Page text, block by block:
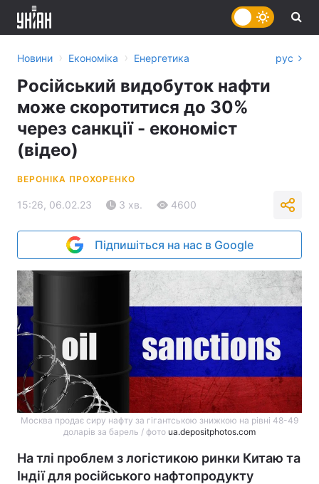
Новини › Економіка › Енергетика рус
Російський видобуток нафти
може скоротитися до 30%
через санкції - економіст
(відео)
ВЕРОНІКА ПРОХОРЕНКО
15:26, 06.02.23 3 хв. 4600
Підпишіться на нас в Google
Москва продає сиру нафту за гігантською знижкою на рівні 48-49
доларів за барель / фото ua.depositphotos.com
На тлі проблем з логістикою ринки Китаю та
Індії для російського нафтопродукту